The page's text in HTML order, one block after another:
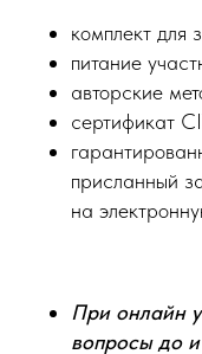
комплект для
питание
авторские
сертификат
присланный
на
При онлайн
вопросы до